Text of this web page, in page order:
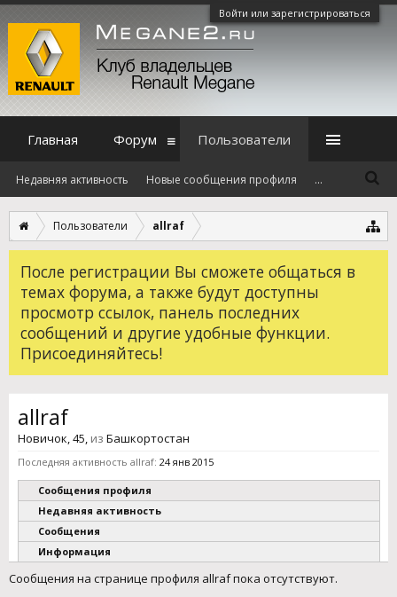
Войти или зарегистрироваться
Пользователи allraf
После регистрации Вы сможете общаться в
темах форума, а также будут доступны
просмотр ссылок, панель последних
сообщений и другие удобные функции.
Присоединяйтесь!
allraf
Новичок, 45, из Башкортостан
Последняя активность allraf: 24 янв 2015
Сообщения профиля
Недавняя активность
Сообщения
Информация
Сообщения на странице профиля allraf пока отсутствуют.
Главная Форум Пользователи
Недавняя активность Новые сообщения профиля ...